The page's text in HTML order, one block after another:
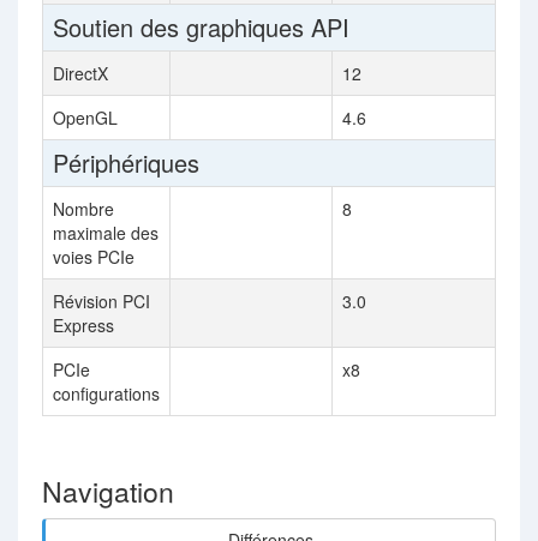
Soutien des graphiques API
DirectX
12
OpenGL
4.6
Périphériques
Nombre
maximale des
voies PCIe
8
Révision PCI
Express
3.0
PCIe
configurations
x8
Navigation